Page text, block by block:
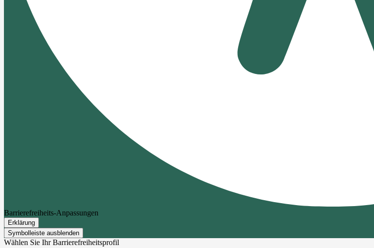
Barrierefreiheits-Anpassungen
Erklärung
Symbolleiste ausblenden
Wählen Sie Ihr Barrierefreiheitsprofil